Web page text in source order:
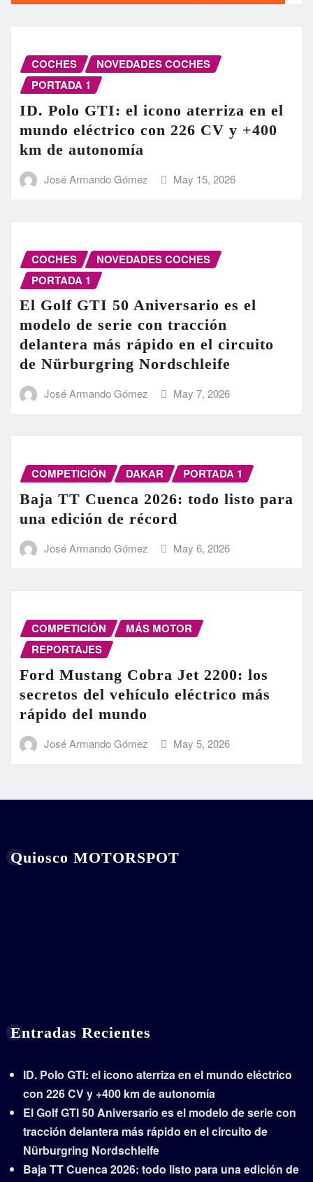
COCHES
NOVEDADES COCHES
PORTADA 1
ID. Polo GTI: el icono aterriza en el
mundo eléctrico con 226 CV y +400
km de autonomía
José Armando Gómez May 15, 2026
COCHES
NOVEDADES COCHES
PORTADA 1
El Golf GTI 50 Aniversario es el
modelo de serie con tracción
delantera más rápido en el circuito
de Nürburgring Nordschleife
José Armando Gómez May 7, 2026
COMPETICIÓN DAKAR PORTADA 1
Baja TT Cuenca 2026: todo listo para
una edición de récord
José Armando Gómez May 6, 2026
COMPETICIÓN
MÁS MOTOR
REPORTAJES
Ford Mustang Cobra Jet 2200: los
secretos del vehículo eléctrico más
rápido del mundo
José Armando Gómez May 5, 2026
Quiosco MOTORSPOT
Entradas Recientes
ID. Polo GTI: el icono aterriza en el mundo eléctrico
con 226 CV y +400 km de autonomía
El Golf GTI 50 Aniversario es el modelo de serie con
tracción delantera más rápido en el circuito de
Nürburgring Nordschleife
Baja TT Cuenca 2026: todo listo para una edición de